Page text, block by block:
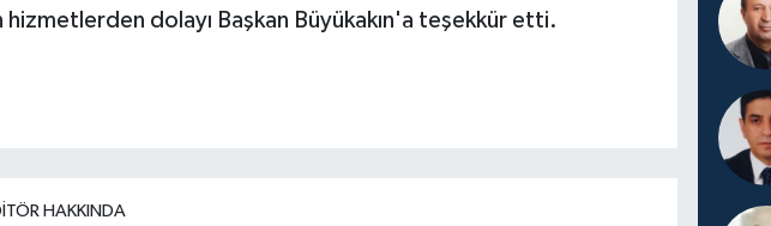
hizmetlerden dolayı Başkan Büyükakın'a teşekkür etti.
HAKKINDA